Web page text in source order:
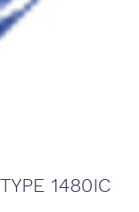
1480IC